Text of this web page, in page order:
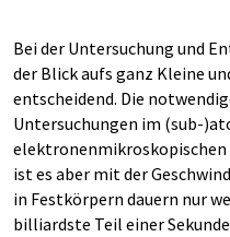
Bei der Untersuchung und
der Blick aufs ganz Kleine
entscheidend. Die
Untersuchungen im (sub-
elektronenmikroskopischen
ist es aber mit der
in Festkörpern dauern nur
billiardste Teil einer